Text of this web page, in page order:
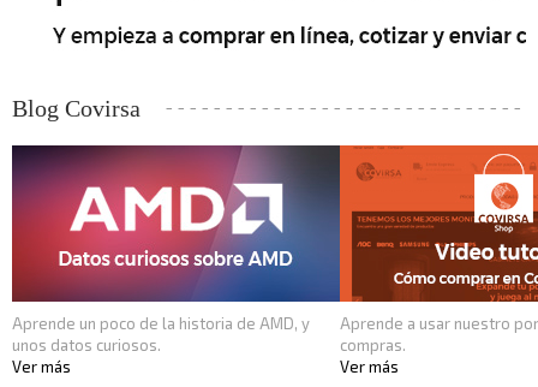
Blog Covirsa
Aprende un poco de la historia de AMD, y
unos datos curiosos.
Ver más
Aprende a usar nuestro
compras.
Ver más